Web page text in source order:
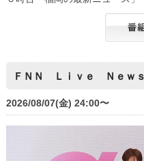
ＦＮＮ Ｌｉｖｅ Ｎｅｗ
2026/08/07(金) 24:00〜